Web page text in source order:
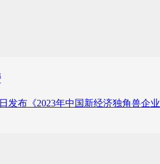
发布《2023年中国新经济独角兽